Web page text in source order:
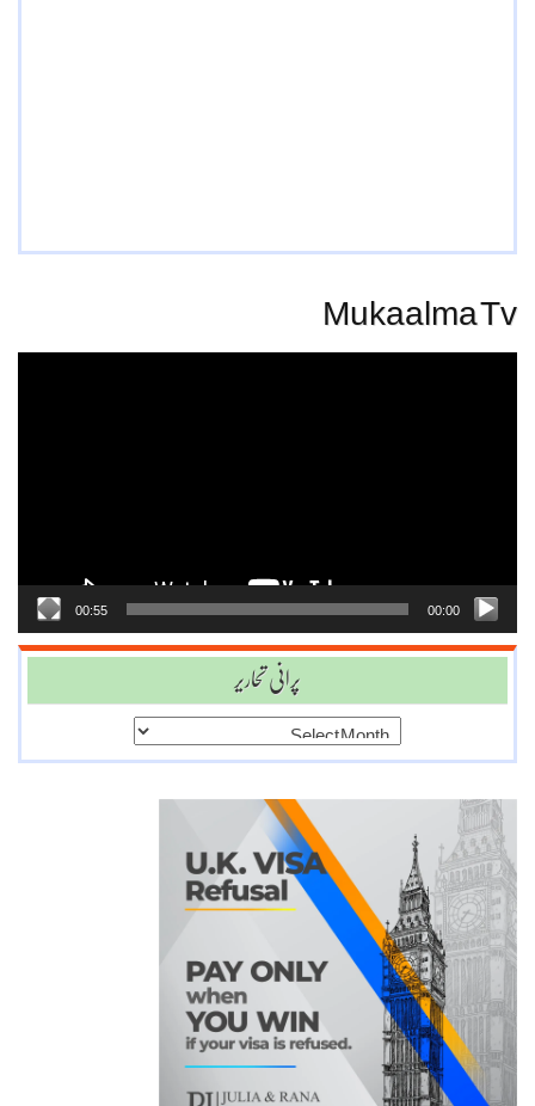
Mukaalma Tv
00:00
00:55
پرانی تحاریر